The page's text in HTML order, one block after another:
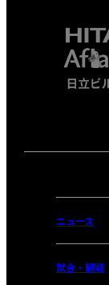
ニュース
試合・観戦